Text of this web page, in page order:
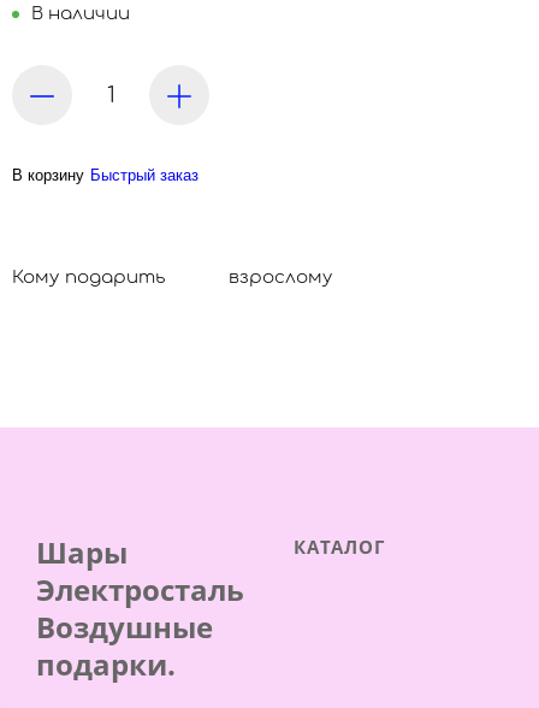
В наличии
В корзину Быстрый заказ
Кому подарить взрослому
Шары
Электросталь
Воздушные
подарки.
КАТАЛОГ